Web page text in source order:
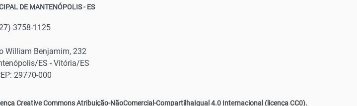
DE MANTENÓPOLIS - ES
3758-1125
William Benjamim, 232
ES - Vitória/ES
29770-000
Creative Commons Atribuição-NãoComercial-CompartilhaIgual 4.0 Internacional (licença CC0).